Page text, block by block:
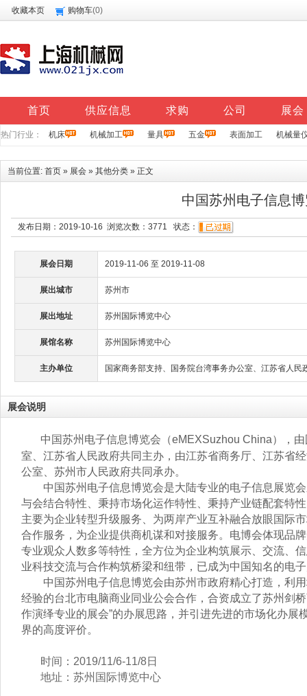
收藏本页 购物车(0)
首页 供应信息 求购 公司 展会
热门行业： 机床 机械加工 量具 五金 表面加工 机械量
当前位置: 首页 » 展会 » 其他分类 » 正文
中国苏州电子信息
发布日期：2019-10-16 浏览次数： 3771 状态：
展会日期 2019-11-06 至 2019-11-08
展出城市 苏州市
展出地址 苏州国际博览中心
展馆名称 苏州国际博览中心
主办单位 国家商务部支持、国务院台湾事务办公室、江苏省人民
展会说明
中国苏州电子信息博览会（eMEXSuzhou China），
室、江苏省人民政府共同主办，由江苏省商务厅、江苏省
公室、苏州市人民政府共同承办。
中国苏州电子信息博览会是大陆专业的电子信息展览会
与会结合特性、秉持市场化运作特性、秉持产业链配套特
主要为企业转型升级服务、为两岸产业互补融合放眼国际
合作服务，为企业提供商机谋和对接服务。电博会体现品
专业观众人数多等特性，全方位为企业构筑展示、交流、
业科技交流与合作构筑桥梁和纽带，已成为中国知名的电
中国苏州电子信息博览会由苏州市政府精心打造，利用
经验的台北市电脑商业同业公会合作，合资成立了苏州剑
作演绎专业的展会”的办展思路，并引进先进的市场化办展
界的高度评价。
时间：2019/11/6-11/8日
地址：苏州国际博览中心